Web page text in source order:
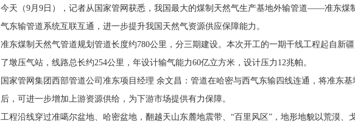
今天（9月9日），记者从国家管网获悉，我国最大的煤制天然气生产基地外输管道——准东煤
气东输管道系统互联互通，进一步提升我国天然气资源供应保障能力。
准东煤制天然气管道规划管道长度约780公里，分三期建设。本次开工的一期干线工程起自新
了墩压气站，线路总长约254公里，年设计输气能力60亿立方米，设计压力12兆帕。
国家管网集团西部管道公司准东项目经理 余文昌：管道在哈密与西气东输四线连通，将准东
后，可进一步增加上游资源供给，为下游市场提供有力保障。
工程沿线穿过准噶尔盆地、哈密盆地，翻越天山东麓地震带、“百里风区”，地形地貌以荒漠、